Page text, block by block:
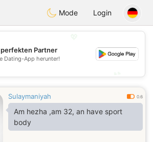
Dating
Mode Login
💕
Partner
Dating-App herunter!
Sulaymaniyah 0.6
Am hezha ,am 32, an have sport
body